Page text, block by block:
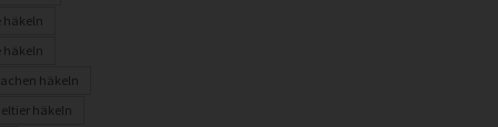
häkeln
häkeln
häkeln
häkeln